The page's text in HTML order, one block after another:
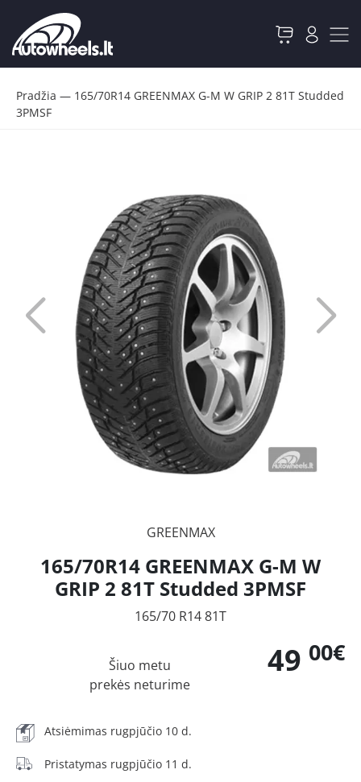
Pradžia — 165/70R14 GREENMAX G-M W GRIP 2 81T Studded
3PMSF
GREENMAX
165/70R14 GREENMAX G-M W
GRIP 2 81T Studded 3PMSF
165/70 R14 81T
49 00€
Šiuo metu
prekės neturime
Atsiėmimas rugpjūčio 10 d.
Pristatymas rugpjūčio 11 d.